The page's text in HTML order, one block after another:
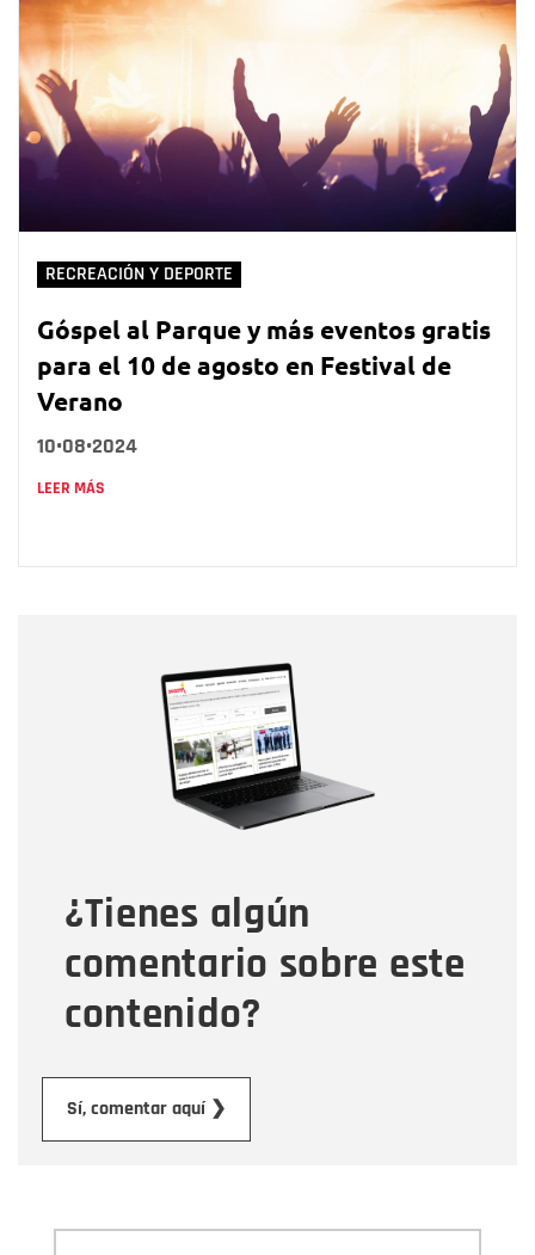
RECREACIÓN Y DEPORTE
Góspel al Parque y más eventos gratis
para el 10 de agosto en Festival de
Verano
10•08•2024
LEER MÁS
¿Tienes algún
comentario sobre este
contenido?
Sí, comentar aquí ❯
Correo electrónico
Tipo de comentario
Mensaje